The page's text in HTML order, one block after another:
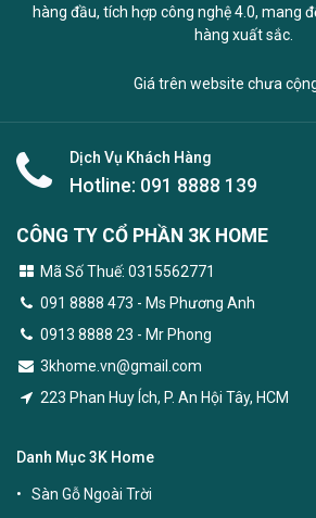
hàng đầu, tích hợp công nghệ 4.0, mang
hàng xuất sắc.
Giá trên website chưa
Dịch Vụ Khách Hàng
Hotline: 091 8888 139
CÔNG TY CỔ PHẦN 3K HOME
Mã Số Thuế: 0315562771
091 8888 473 - Ms Phương Anh
0913 8888 23 - Mr Phong
3khome.vn@gmail.com
223 Phan Huy Ích, P. An Hội Tây, HCM
Danh Mục 3K Home
Sàn Gỗ Ngoài Trời